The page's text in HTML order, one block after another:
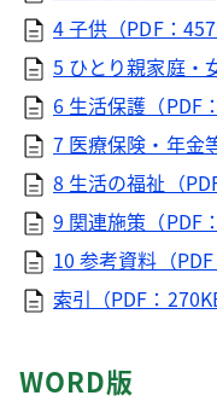
4 子供（PDF：
5 ひとり親家庭・
6 生活保護（PDF
7 医療保険・年金
8 生活の福祉（
9 関連施策（PDF
10 参考資料（PDF
索引（PDF：
WORD版